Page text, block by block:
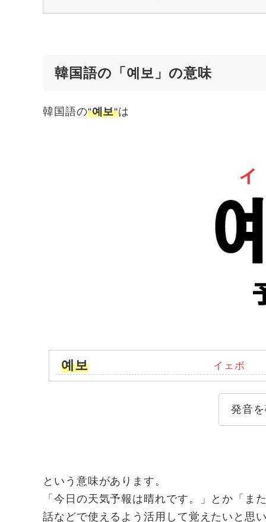
韓国語の「예보」の意味
韓国語の“예보“は
예보 イェボ
発音
という意味があります。
「今日の天気予報は晴れです。」とか「
話などで使えるよう活用して覚えたいと思